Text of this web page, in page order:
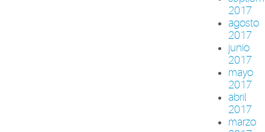
2017
agosto
2017
junio
2017
mayo
2017
abril
2017
marzo